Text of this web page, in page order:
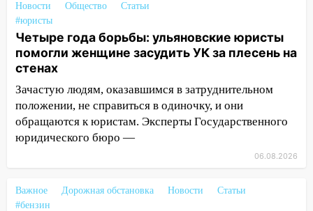
11:17
хозяйственные постройки
11:00 В Канадее горел жилой дом
10:18 Губернатор Ульяновской области:
уничтожено четыре беспилотника в
регионе
10:00 В Ульяновске дотла сгорел
наркодилеров, снабжавших две области
Новости Общество
Статьи
#юристы
Четыре года борьбы: ульяновские юристы
помогли женщине засудить УК за плесень на
стенах
Зачастую людям, оказавшимся в затруднительном
положении, не справиться в одиночку, и они
обращаются к юристам. Эксперты Государственного
юридического бюро —
06.08.2026
Важное Дорожная обстановка Новости
Статьи
#бензин